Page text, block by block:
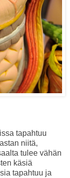
tapahtuu
niitä,
tulee vähän
käsiä
tapahtuu ja